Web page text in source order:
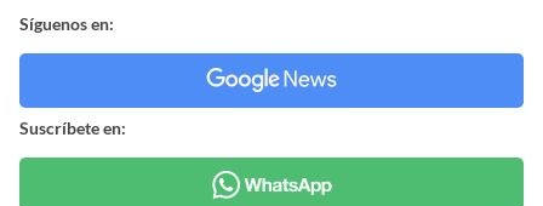
Síguenos en:
Suscríbete en: